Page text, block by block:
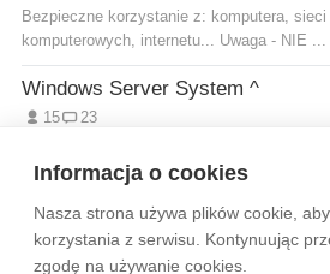
Informacja o cookies
Nasza strona używa plików cookie,
korzystania z serwisu. Kontynuując
zgodę na używanie cookies.
Bezpieczne korzystanie z: komputera, sieci
komputerowych, internetu... Uwaga - NIE ...
Windows Server System ^
15
23
techniczne, problemy, sztuczki i ...
Wytyczne dla społeczności
Reklama Kontakt